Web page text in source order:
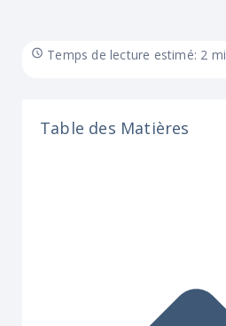
Temps de lecture estimé: 2
Table des Matières